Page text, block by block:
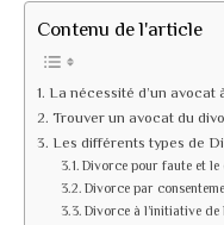
Contenu de l'article
La nécessité d’un avocat
Trouver un avocat du
Les différents types de
Divorce pour faute et
Divorce par
Divorce à l’initiative de